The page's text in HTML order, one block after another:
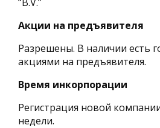
Акции на предъявителя
Разрешены. В наличии есть
акциями на предъявителя.
Время инкорпорации
Регистрация новой
недели.